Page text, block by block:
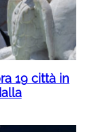
19 città in